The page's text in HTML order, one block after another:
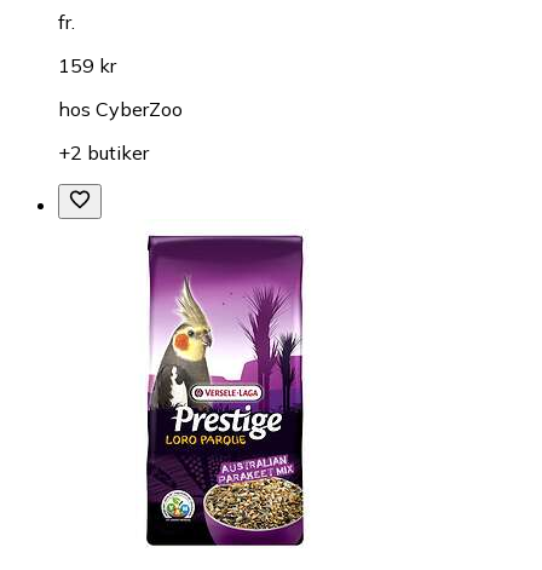
fr.
159 kr
hos CyberZoo
+2 butiker